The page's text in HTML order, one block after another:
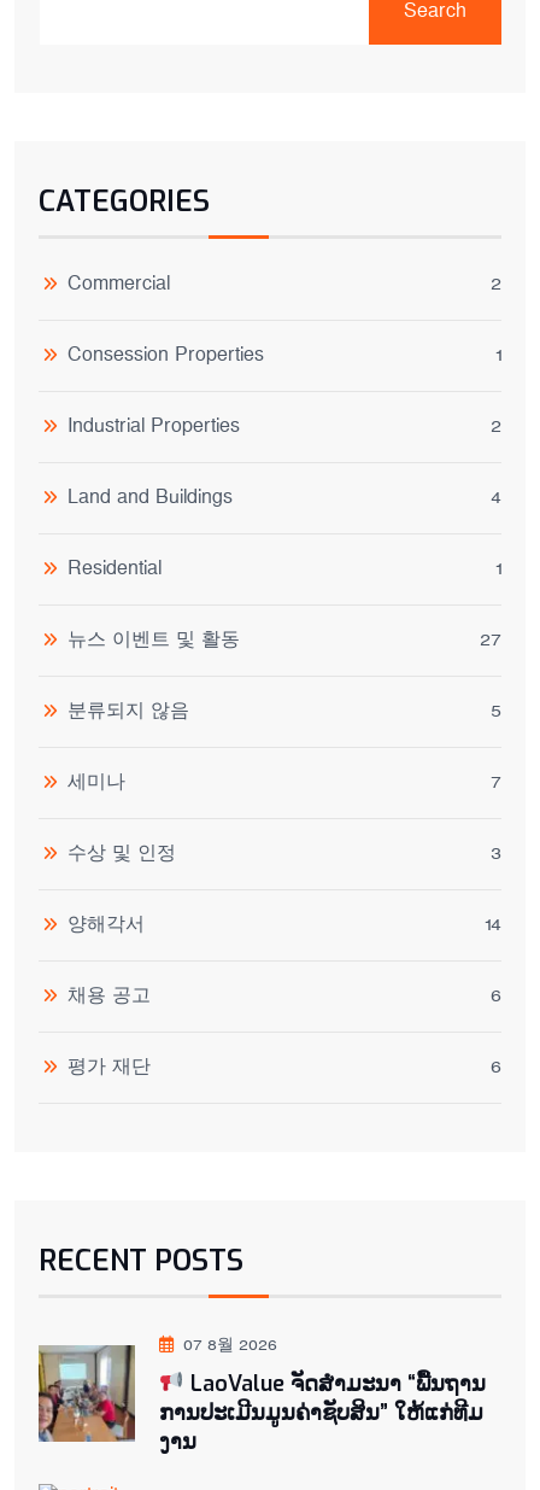
Search
CATEGORIES
Commercial 2
Consession Properties 1
Industrial Properties 2
Land and Buildings 4
Residential 1
뉴스 이벤트 및 활동 27
분류되지 않음 5
세미나 7
수상 및 인정 3
양해각서 14
채용 공고 6
평가 재단 6
RECENT POSTS
07 8월 2026
LaoValue ຈັດສຳມະນາ “ພື້ນຖານ
ການປະເມີນມູນຄ່າຊັບສິນ” ໃຫ້ແກ່ທີມ
ງານ